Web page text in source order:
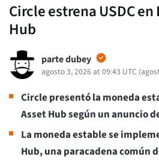
Circle estrena USDC
Hub
parte dubey
agosto 3, 2026 at 09:43 UTC (
Circle presentó la moneda
Asset Hub según un anuncio
La moneda estable se
Hub, una paracadena común